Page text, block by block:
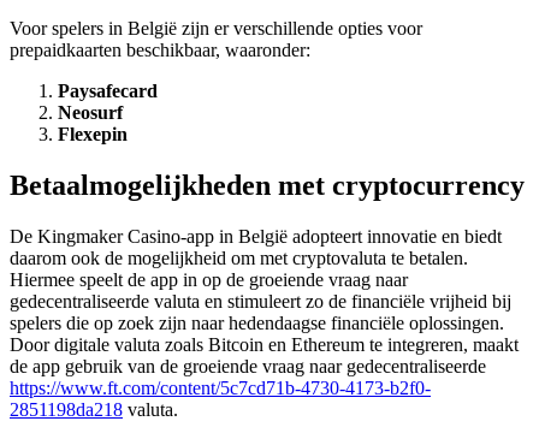
Voor spelers in België zijn er verschillende opties voor
prepaidkaarten beschikbaar, waaronder:
Paysafecard
Neosurf
Flexepin
Betaalmogelijkheden met cryptocurrency
De Kingmaker Casino-app in België adopteert innovatie en biedt
daarom ook de mogelijkheid om met cryptovaluta te betalen.
Hiermee speelt de app in op de groeiende vraag naar
gedecentraliseerde valuta en stimuleert zo de financiële vrijheid bij
spelers die op zoek zijn naar hedendaagse financiële oplossingen.
Door digitale valuta zoals Bitcoin en Ethereum te integreren, maakt
de app gebruik van de groeiende vraag naar gedecentraliseerde
https://www.ft.com/content/5c7cd71b-4730-4173-b2f0-
2851198da218 valuta.